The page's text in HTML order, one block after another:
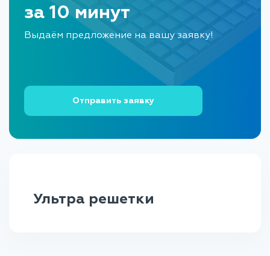
Настил для строительных лесов
Настил для автотранспорта
Настил для стеллажей
Промышленный настил
за 10 минут
Выдаём предложение на вашу заявку!
Отправить заявку
Ультра решетки